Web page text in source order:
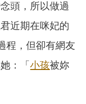
頭，所以做過
近期在咪妃的
程，但卻有網友
：「小孩被妳